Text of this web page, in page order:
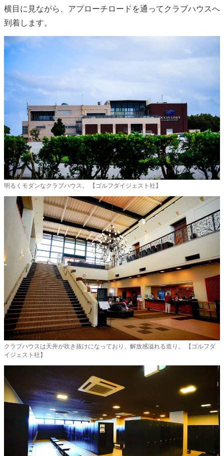
横目に見ながら、アプローチロードを通ってクラブハウスへ
到着します。
明るくモダンなクラブハウス。 【ゴルフダイジェスト社】
クラブハウスは天井が吹き抜けになっており、解放感溢れる造り。 【ゴルフダ
イジェスト社】